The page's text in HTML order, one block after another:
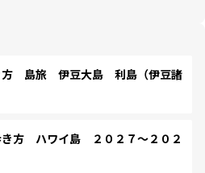
方 島旅 伊豆大島 利島（伊豆諸
方 ハワイ島 ２０２７～２０２